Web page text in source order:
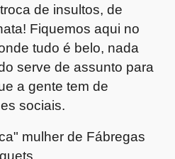
de insultos, de
Fiquemos aqui no
tudo é belo, nada
serve de assunto para
a gente tem de
sociais.
mulher de Fábregas